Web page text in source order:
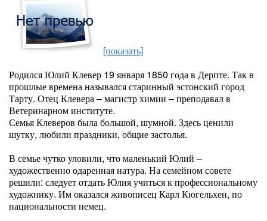
[показать]
Родился Юлий Клевер 19 января 1850 года в Дерпте. Так в
прошлые времена назывался старинный эстонский город
Тарту. Отец Клевера – магистр химии – преподавал в
Ветеринарном институте.
Семья Клеверов была большой, шумной. Здесь ценили
шутку, любили праздники, общие застолья.
В семье чутко уловили, что маленький Юлий –
художественно одаренная натура. На семейном совете
решили: следует отдать Юлия учиться к профессиональному
художнику. Им оказался живописец Карл Кюгельхен, по
национальности немец.